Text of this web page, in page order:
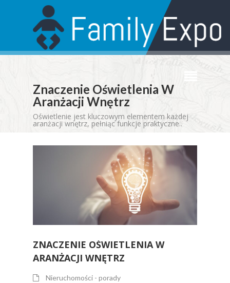
Znaczenie Oświetlenia W
Aranżacji Wnętrz
Oświetlenie jest kluczowym elementem każdej
aranżacji wnętrz, pełniąc funkcje praktyczne..
ZNACZENIE OŚWIETLENIA W
ARANŻACJI WNĘTRZ
Nieruchomości - porady